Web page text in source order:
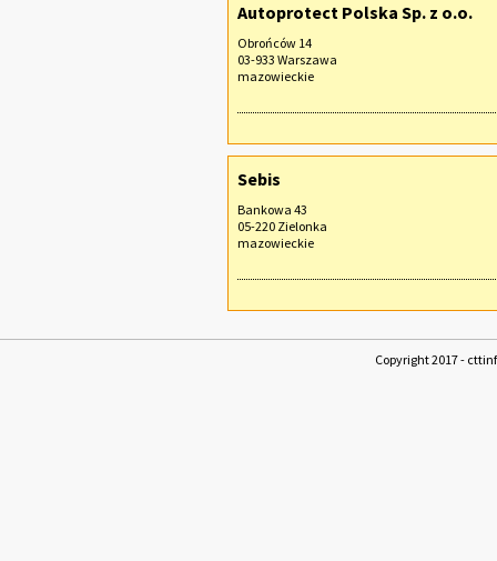
Autoprotect Polska Sp. z o.o.
Obrońców 14
03-933 Warszawa
mazowieckie
Sebis
Bankowa 43
05-220 Zielonka
mazowieckie
Copyright 2017 -